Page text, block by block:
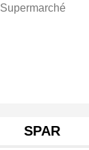
Supermarché
SPAR